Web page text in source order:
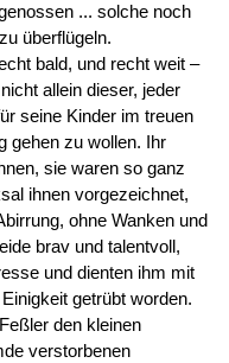
... solche noch
überflügeln.
bald, und recht weit –
allein dieser, jeder
seine Kinder im treuen
gehen zu wollen. Ihr
sie waren so ganz
ihnen vorgezeichnet,
ohne Wanken und
brav und talentvoll,
und dienten ihm mit
getrübt worden.
den kleinen
verstorbenen